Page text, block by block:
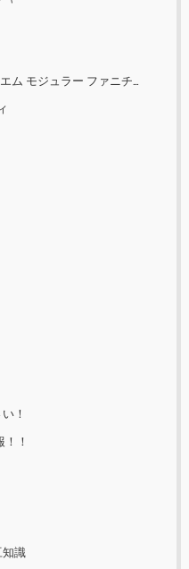
ム モジュラー ファニチャー
！
！
識